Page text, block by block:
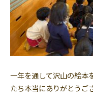
一年を通して沢山の絵本
たち本当にありがとうご